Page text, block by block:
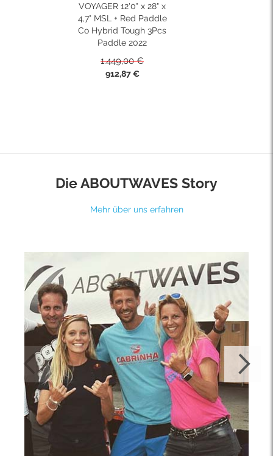
VOYAGER 12'0" x 28" x
4,7" MSL + Red Paddle
Co Hybrid Tough 3Pcs
Paddle 2022
1.449,00 €
Sonderpreis
912,87 €
Die ABOUTWAVES Story
Mehr über uns erfahren